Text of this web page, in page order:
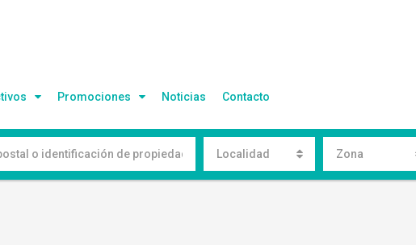
Promociones Noticias Contacto
Localidad Zona